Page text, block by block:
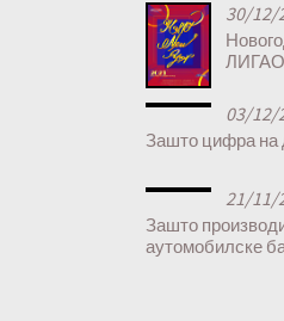
30/12/
03/12/
Зашто цифра на
21/11/
Зашто
аутомобилске